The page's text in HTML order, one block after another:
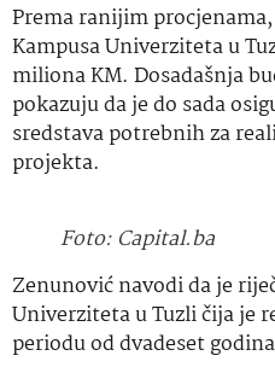
Prema ranijim
Kampusa Univerziteta u
miliona KM. Dosadašnja
pokazuju da je do sada
sredstava potrebnih za
projekta.
Foto: Capital.ba
Zenunović navodi da je
Univerziteta u Tuzli čija je
periodu od dvadeset